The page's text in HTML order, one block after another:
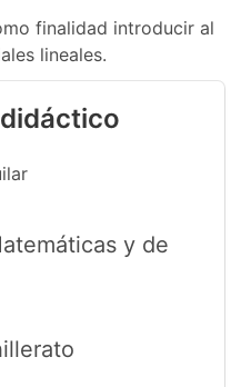
finalidad introducir al
lineales.
y de